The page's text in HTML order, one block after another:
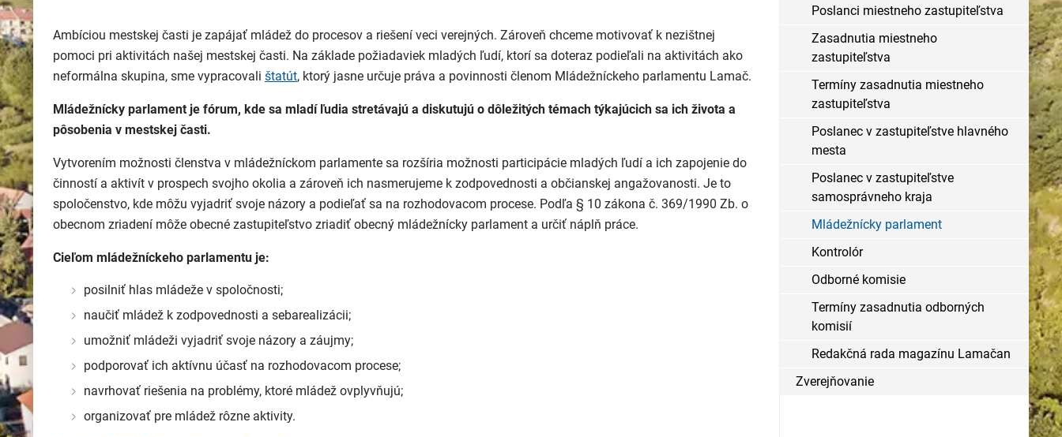
Ambíciou mestskej časti je zapájať mládež do procesov a riešení veci verejných. Zároveň chceme motivovať k nezištnej
pomoci pri aktivitách našej mestskej časti. Na základe požiadaviek mladých ľudí, ktorí sa doteraz podieľali na aktivitách ako
neformálna skupina, sme vypracovali štatút, ktorý jasne určuje práva a povinnosti členom Mládežníckeho parlamentu Lamač.
Mládežnícky parlament je fórum, kde sa mladí ľudia stretávajú a diskutujú o dôležitých témach týkajúcich sa ich života a
pôsobenia v mestskej časti.
Vytvorením možnosti členstva v mládežníckom parlamente sa rozšíria možnosti participácie mladých ľudí a ich zapojenie do
činností a aktivít v prospech svojho okolia a zároveň ich nasmerujeme k zodpovednosti a občianskej angažovanosti. Je to
spoločenstvo, kde môžu vyjadriť svoje názory a podieľať sa na rozhodovacom procese. Podľa § 10 zákona č. 369/1990 Zb. o
obecnom zriadení môže obecné zastupiteľstvo zriadiť obecný mládežnícky parlament a určiť náplň práce.
Cieľom mládežníckeho parlamentu je:
posilniť hlas mládeže v spoločnosti;
naučiť mládež k zodpovednosti a sebarealizácii;
umožniť mládeži vyjadriť svoje názory a záujmy;
podporovať ich aktívnu účasť na rozhodovacom procese;
navrhovať riešenia na problémy, ktoré mládež ovplyvňujú;
organizovať pre mládež rôzne aktivity.
Poslanci miestneho zastupiteľstva
Zasadnutia miestneho
zastupiteľstva
Termíny zasadnutia miestneho
zastupiteľstva
Poslanec v zastupiteľstve hlavného
mesta
Poslanec v zastupiteľstve
samosprávneho kraja
Mládežnícky parlament
Kontrolór
Odborné komisie
Termíny zasadnutia odborných
komisií
Redakčná rada magazínu Lamačan
Zverejňovanie